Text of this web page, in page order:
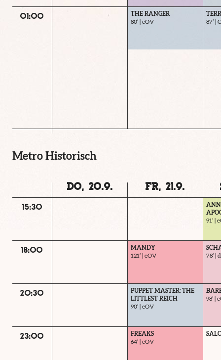
01:00
THE RANGER
80‘ | eOV
87‘ |
Metro Historisch
DO, 20.9. FR, 21.9.
15:30
91‘ |
18:00
MANDY
121‘ | eOV
78‘ |
20:30
PUPPET MASTER: THE
LITTLEST REICH
90‘ | eOV
98‘ |
23:00
FREAKS
64‘ | eOV